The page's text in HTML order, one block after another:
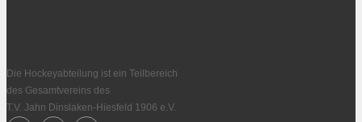
Die Hockeyabteilung ist ein Teilbereich
des Gesamtvereins des
T.V. Jahn Dinslaken-Hiesfeld 1906 e.V.